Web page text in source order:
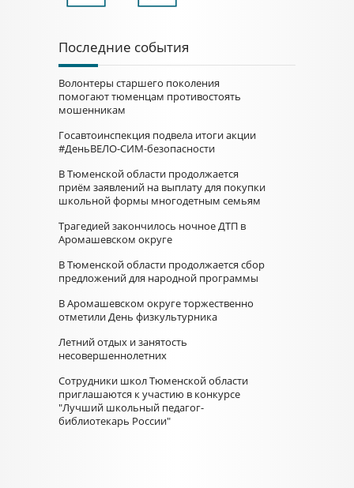
Последние события
Волонтеры старшего поколения
помогают тюменцам противостоять
мошенникам
Госавтоинспекция подвела итоги акции
#ДеньВЕЛО-СИМ-безопасности
В Тюменской области продолжается
приём заявлений на выплату для покупки
школьной формы многодетным семьям
Трагедией закончилось ночное ДТП в
Аромашевском округе
В Тюменской области продолжается сбор
предложений для народной программы
В Аромашевском округе торжественно
отметили День физкультурника
Летний отдых и занятость
несовершеннолетних
Сотрудники школ Тюменской области
приглашаются к участию в конкурсе
"Лучший школьный педагог-
библиотекарь России"